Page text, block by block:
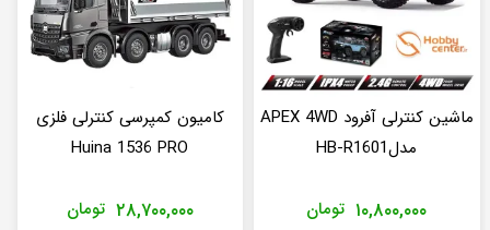
ماشین کنترلی آفرود APEX 4WD
مدلHB-R1601
۱۰,۸۰۰,۰۰۰ تومان
کامیون کمپرسی کنترلی فلزی
Huina 1536 PRO
۲۸,۷۰۰,۰۰۰ تومان